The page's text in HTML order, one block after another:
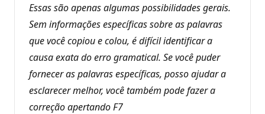
Essas são apenas algumas possibilidades gerais.
Sem informações específicas sobre as palavras
que você copiou e colou, é difícil identificar a
causa exata do erro gramatical. Se você puder
fornecer as palavras específicas, posso ajudar a
esclarecer melhor, você também pode fazer a
correção apertando F7